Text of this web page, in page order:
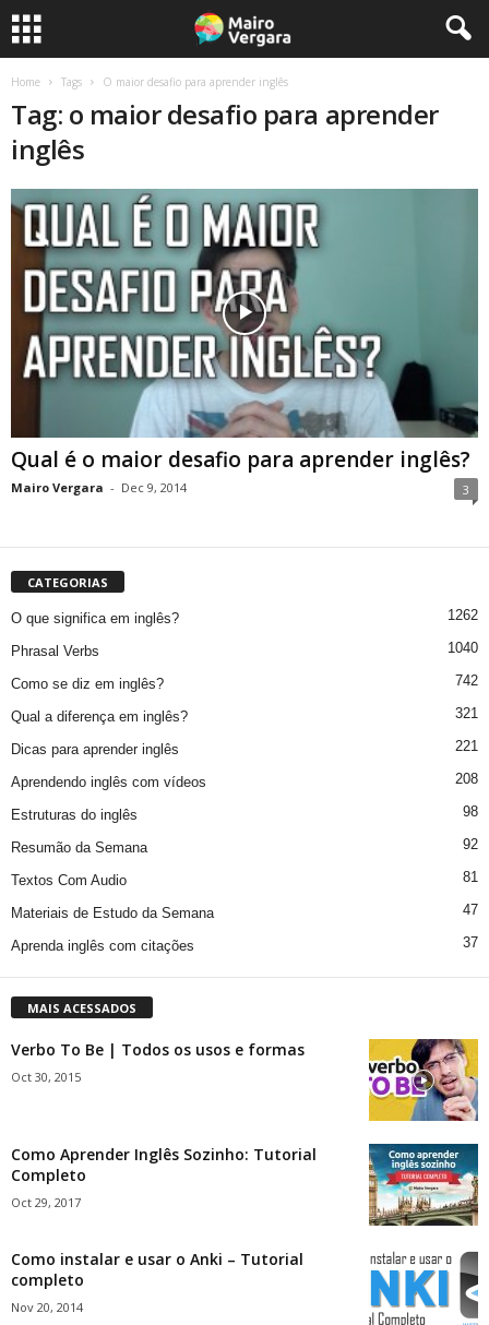
Home Tags O maior desafio para aprender inglês
Tag: o maior desafio para aprender
inglês
Qual é o maior desafio para aprender inglês?
Mairo Vergara - Dec 9, 2014 3
CATEGORIAS
O que significa em inglês? 1262
Phrasal Verbs 1040
Como se diz em inglês? 742
Qual a diferença em inglês? 321
Dicas para aprender inglês 221
Aprendendo inglês com vídeos 208
Estruturas do inglês 98
Resumão da Semana 92
Textos Com Audio 81
Materiais de Estudo da Semana 47
Aprenda inglês com citações 37
MAIS ACESSADOS
Verbo To Be | Todos os usos e formas
Oct 30, 2015
Como Aprender Inglês Sozinho: Tutorial
Completo
Oct 29, 2017
Como instalar e usar o Anki – Tutorial
completo
Nov 20, 2014